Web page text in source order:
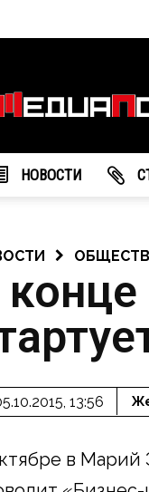
НОВОСТИ
13:56
в Марий